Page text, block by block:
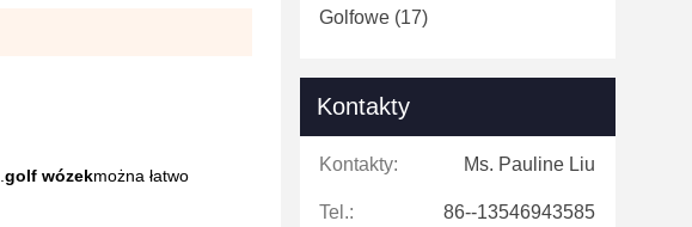
golf wózekmożna łatwo
Golfowe (17)
Kontakty
Kontakty: Ms. Pauline Liu
Tel.: 86--13546943585